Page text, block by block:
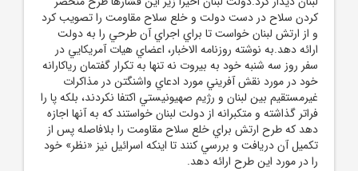
کردن سلاح در دست دولت و خلع سلاح مقاومت را تصويب کرد
و از ارتش لبنان خواست تا براي اجراي آن طرحي را به دولت
ارائه دهد.به نوشته روزنامه الاخبار، اعضاي هيات آمريکايي در
سفر روز سه شنبه خود به بيروت نه تنها به تکرار گفتمان رياکارانه
خود در مورد نقش آفريني مورد ادعاي واشنگتن در مذاکرات
غيرمستقيم بين لبنان و رژيم صهيونيستي اکتفا نکردند، بلکه پا را
فراتر گذاشته و متکبرانه از دولت لبنان خواستند که به آنها اجازه
دهد که طرح ارتش براي خلع سلاح مقاومت را بلافاصله پس از
تکميل آن دريافت و بررسي کنند تا اينکه اسرائيل نيز «نظر» خود
را در مورد اين طرح ارائه دهد.